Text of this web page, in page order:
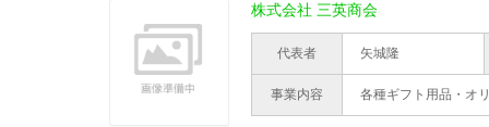
株式会社 三英商会
代表者 矢城隆
事業内容 各種ギフト用品・オ